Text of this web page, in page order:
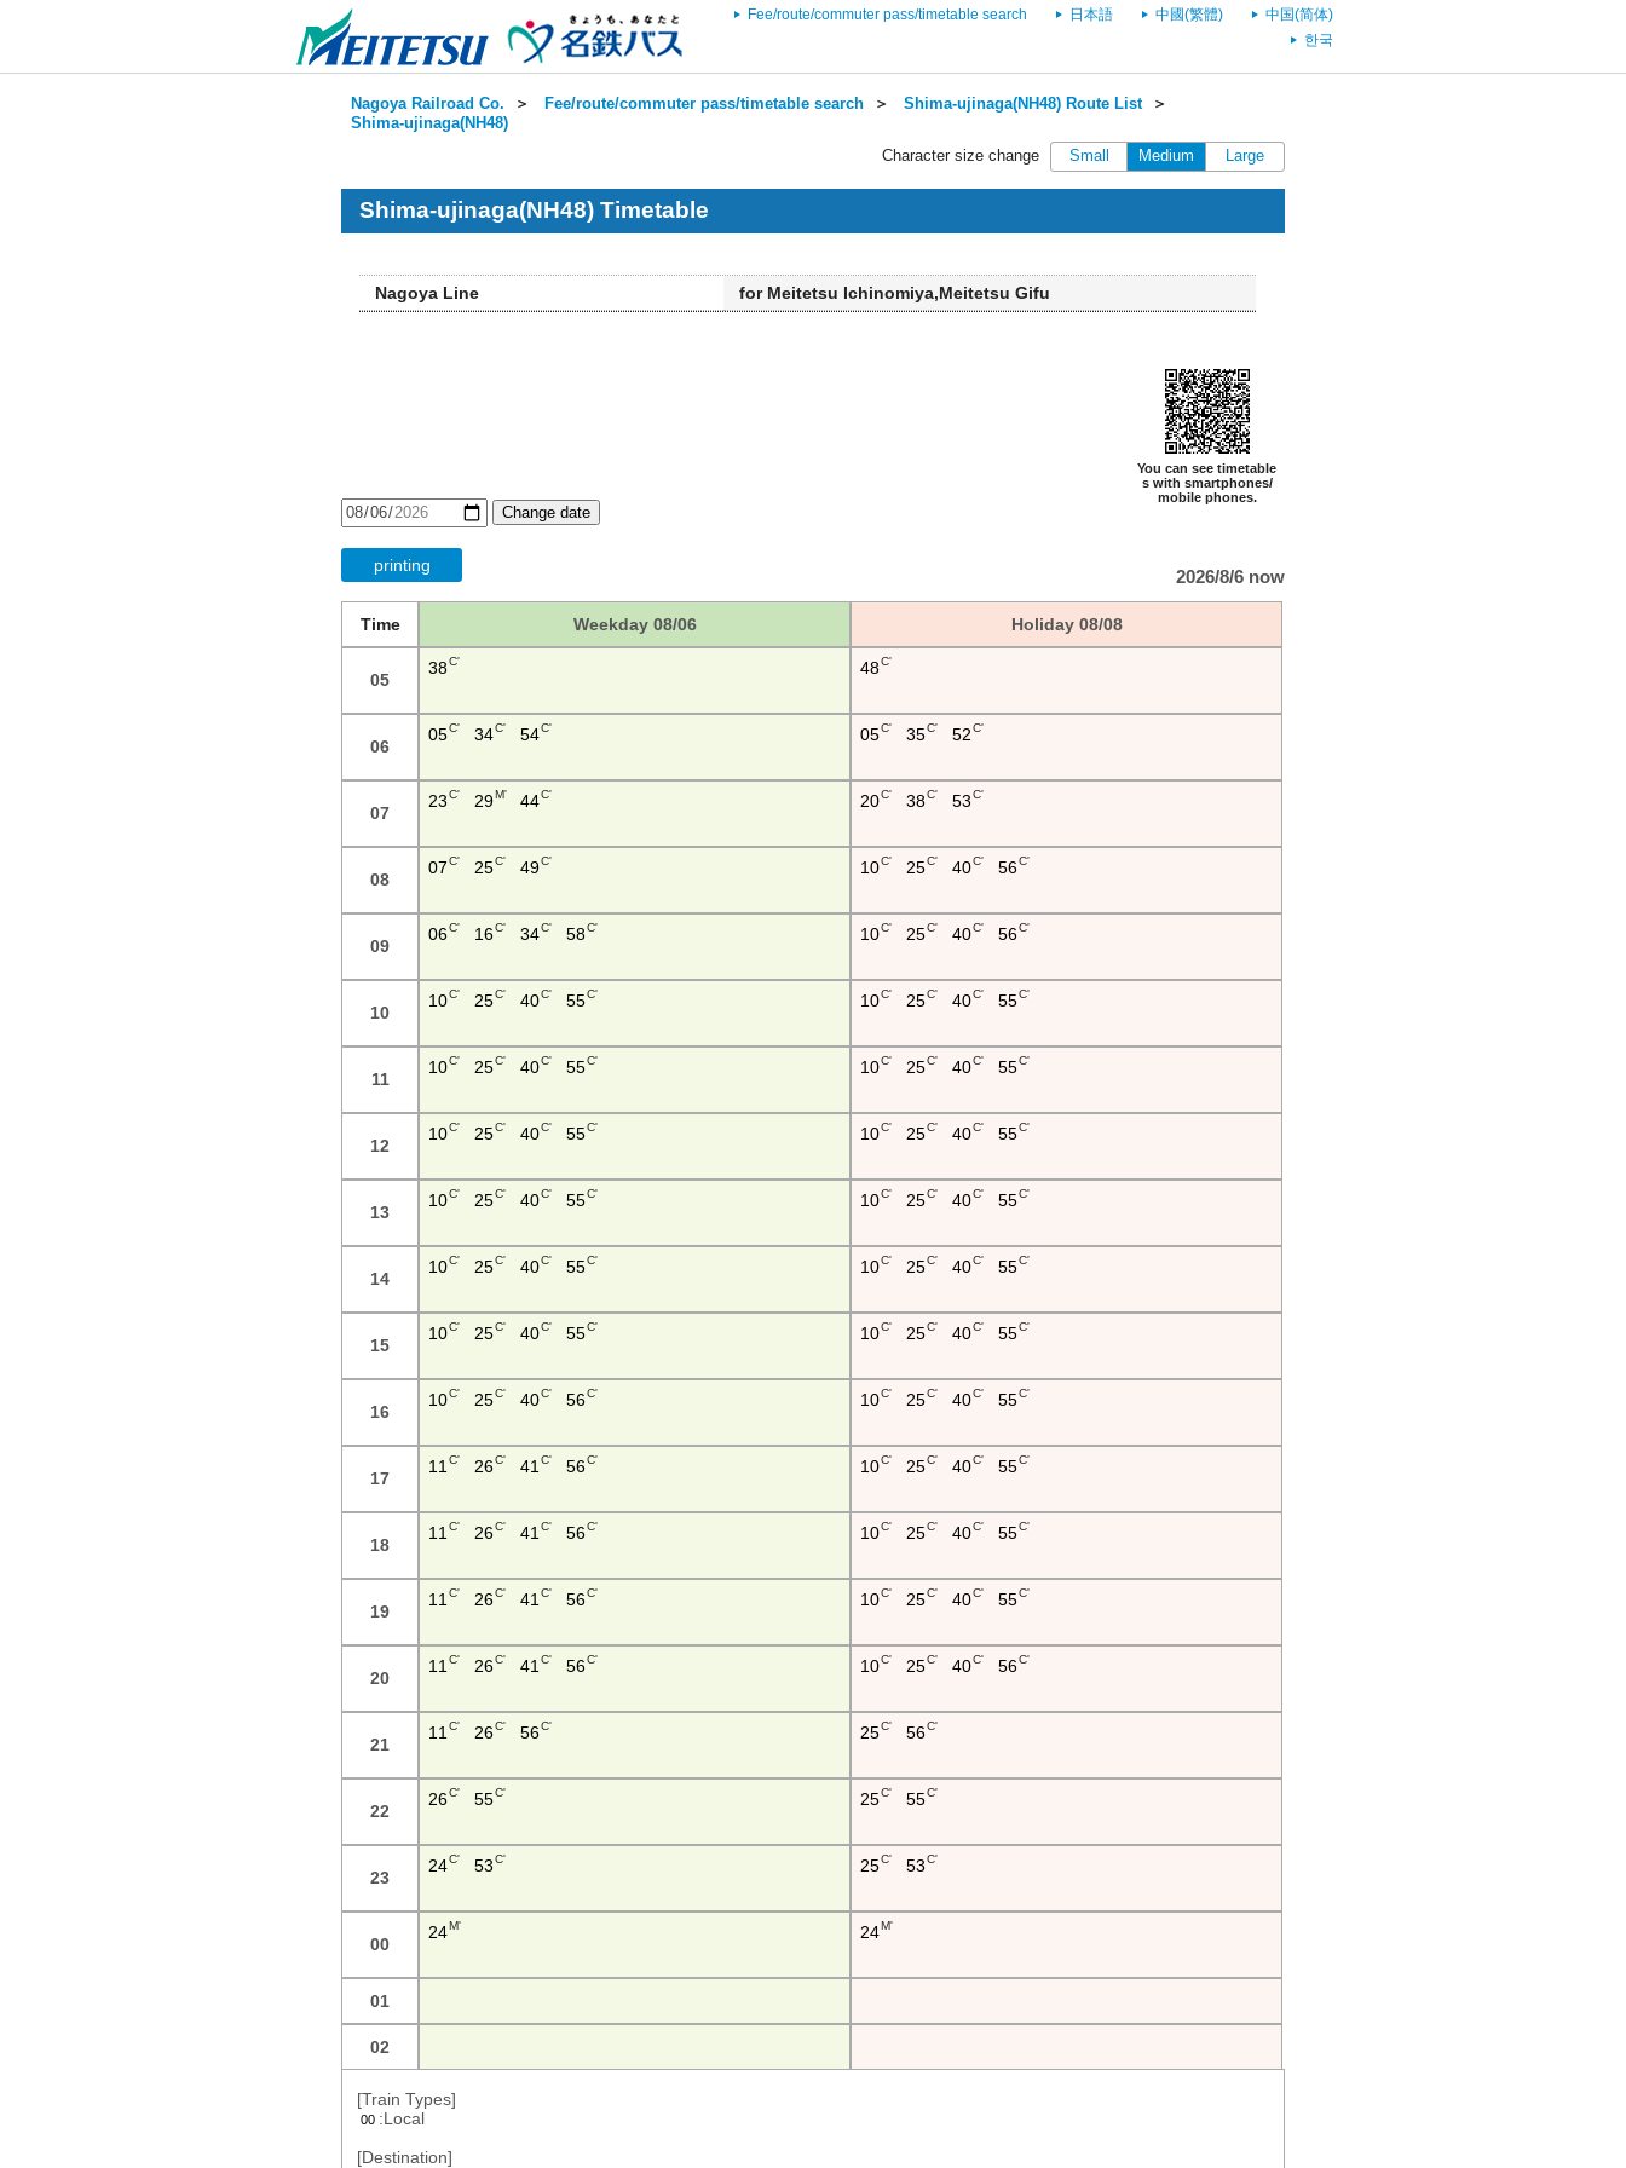
Fee/route/commuter pass/timetable search 日本語 中國(繁體)
中国(简体)
한국
Nagoya Railroad Co. ＞ Fee/route/commuter pass/timetable search ＞ Shima-ujinaga(NH48) Route List＞
Shima-ujinaga(NH48)
Character size change
Small Medium Large
Shima-ujinaga(NH48) Timetable
Nagoya Line for Meitetsu Ichinomiya,Meitetsu Gifu
You can see timetable
s with smartphones/
mobile phones.
Change date
printing
2026/8/6 now
Time Weekday 08/06 Holiday 08/08
05
38C' 48C'
06
05C' 34C' 54C' 05C' 35C' 52 C'
07
23C' 29M' 44C' 20C' 38C' 53 C'
08
07C' 25C' 49C' 10C' 25C' 40C' 56C'
09
06C' 16C' 34C' 58C' 10C' 25C' 40C' 56C'
10
10C' 25C' 40C' 55C' 10C' 25C' 40C' 55C'
11
10C' 25C' 40C' 55C' 10C' 25C' 40C' 55C'
12
10C' 25C' 40C' 55C' 10C' 25C' 40C' 55C'
13
10C' 25C' 40C' 55C' 10C' 25C' 40C' 55C'
14
10C' 25C' 40C' 55C' 10C' 25C' 40C' 55C'
15
10C' 25C' 40C' 55C' 10C' 25C' 40C' 55C'
16
10C' 25C' 40C' 56C' 10C' 25C' 40C' 55C'
17
11 C' 26C' 41 C' 56C' 10C' 25C' 40C' 55C'
18
11 C' 26C' 41 C' 56C' 10C' 25C' 40C' 55C'
19
11 C' 26C' 41 C' 56C' 10C' 25C' 40C' 55C'
20
11 C' 26C' 41 C' 56C' 10C' 25C' 40C' 56C'
21
11 C' 26C' 56C' 25C' 56C'
22
26C' 55C' 25C' 55C'
23
24C' 53C' 25C' 53C'
00
24M' 24M'
01
02
[Train Types]
00 :Local
[Destination]